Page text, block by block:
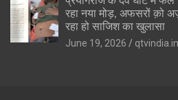
रहा नया मोड़, अफसरों क़ो
रहा हो साजिश का खुलासा
June 19, 2026
qtvindia.in